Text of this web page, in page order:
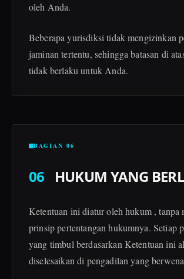
oleh Anda.
Beberapa yurisdiksi tidak mengizinkan
jaminan tertentu, sehingga batasan di
tidak berlaku untuk Anda.
BAGIAN 06
06 HUKUM YANG
Ketentuan ini diatur oleh hukum , tanpa
prinsip pertentangan hukumnya. Setiap
yang timbul berdasarkan Ketentuan ini
diselesaikan di pengadilan yang